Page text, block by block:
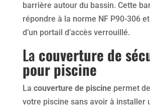
barrière autour du bassin. Cette
répondre à la norme NF P90-306
d’un portail d’accès verrouillé.
La couverture de
pour piscine
La couverture de piscinepermet
votre piscine sans avoir à installer